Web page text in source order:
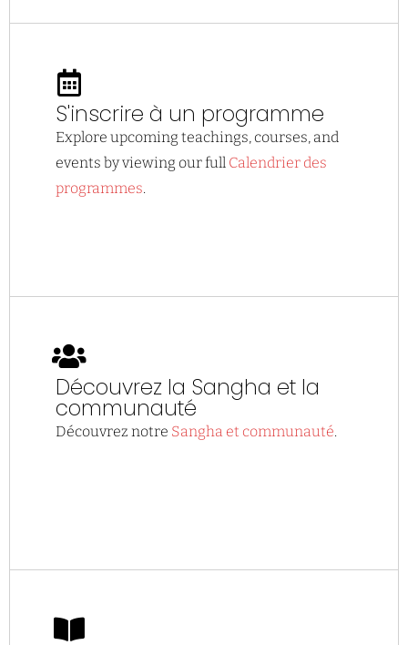
S'inscrire à un programme
Explore upcoming teachings, courses, and
events by viewing our full Calendrier des
programmes.
Découvrez la Sangha et la
communauté
Découvrez notre Sangha et communauté.